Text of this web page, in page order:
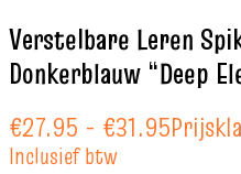
Verstelbare Leren
Donkerblauw “Deep
€27.95 - €31.95
Inclusief btw